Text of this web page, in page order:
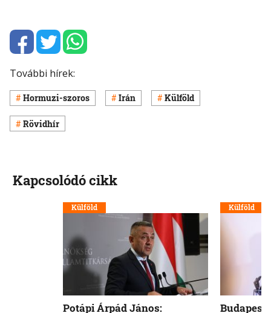
További hírek:
Hormuzi-szoros Irán Külföld
Rövidhír
Kapcsolódó cikk
Külföld
Potápi Árpád János:
Külföld
Budapest